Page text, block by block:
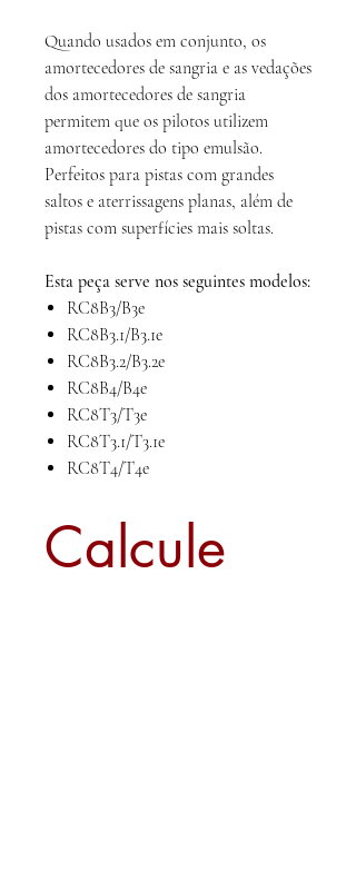
Quando usados ​​em conjunto, os
amortecedores de sangria e as vedações
dos amortecedores de sangria
permitem que os pilotos utilizem
amortecedores do tipo emulsão.
Perfeitos para pistas com grandes
saltos e aterrissagens planas, além de
pistas com superfícies mais soltas.
Esta peça serve nos seguintes modelos:
RC8B3/B3e
RC8B3.1/B3.1e
RC8B3.2/B3.2e
RC8B4/B4e
RC8T3/T3e
RC8T3.1/T3.1e
RC8T4/T4e
Calcule